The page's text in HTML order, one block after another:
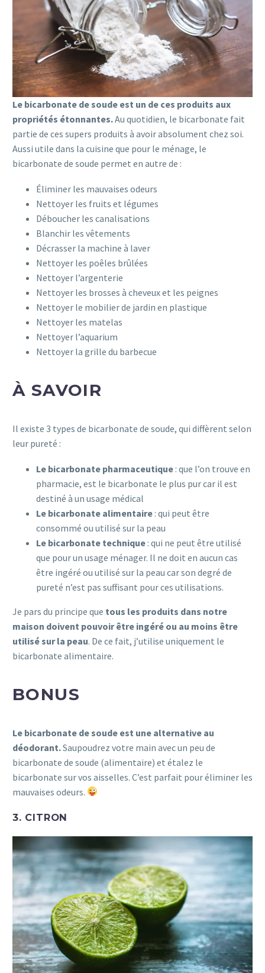
Le bicarbonate de soude est un de ces produits aux
propriétés étonnantes.Au quotidien, le bicarbonate fait
partie de ces supers produits à avoir absolument chez soi.
Aussi utile dans la cuisine que pour le ménage, le
bicarbonate de soude permet en autre de :
Éliminer les mauvaises odeurs
Nettoyer les fruits et légumes
Déboucher les canalisations
Blanchir les vêtements
Décrasser la machine à laver
Nettoyer les poêles brûlées
Nettoyer l’argenterie
Nettoyer les brosses à cheveux et les peignes
Nettoyer le mobilier de jardin en plastique
Nettoyer les matelas
Nettoyer l’aquarium
Nettoyer la grille du barbecue
À SAVOIR
Il existe 3 types de bicarbonate de soude, qui diffèrent selon
leur pureté :
Le bicarbonate pharmaceutique : que l’on trouve en
pharmacie, est le bicarbonate le plus pur car il est
destiné à un usage médical
Le bicarbonate alimentaire : qui peut être
consommé ou utilisé sur la peau
Le bicarbonate technique : qui ne peut être utilisé
que pour un usage ménager. Il ne doit en aucun cas
être ingéré ou utilisé sur la peau car son degré de
pureté n’est pas suffisant pour ces utilisations.
Je pars du principe que tous les produits dans notre
maison doivent pouvoir être ingéré ou au moins être
utilisé sur la peau. De ce fait, j’utilise uniquement le
bicarbonate alimentaire.
BONUS
Le bicarbonate de soude est une alternative au
déodorant.Saupoudrez votre main avec un peu de
bicarbonate de soude (alimentaire) et étalez le
bicarbonate sur vos aisselles. C’est parfait pour éliminer les
mauvaises odeurs.
3. CITRON